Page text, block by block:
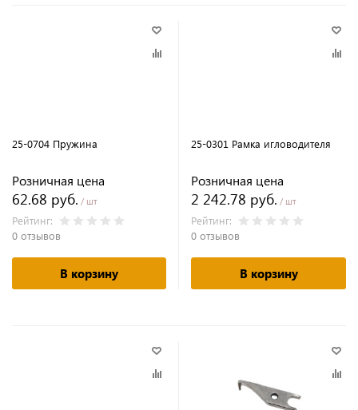
25-0704 Пружина
Розничная цена
62.68 руб. / шт
Рейтинг:
0 отзывов
В корзину
25-0301 Рамка игловодителя
Розничная цена
2 242.78 руб. / шт
Рейтинг:
0 отзывов
В корзину